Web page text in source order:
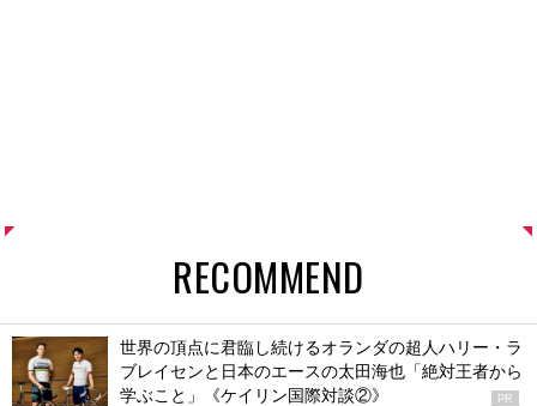
RECOMMEND
世界の頂点に君臨し続けるオランダの超人ハリー・ラ
ブレイセンと日本のエースの太田海也「絶対王者から
学ぶこと」《ケイリン国際対談②》
PR